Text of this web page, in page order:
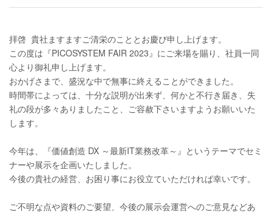
拝啓 貴社ますますご清栄のこととお慶び申し上げます。
この度は『PICOSYSTEM FAIR 2023』にご来場を賜り、社員一同
心より御礼申し上げます。
おかげさまで、盛況な中で無事に終えることができました。
時間帯によっては、十分な説明が出来ず、何かと不行き届き、失
礼の段が多々ありましたこと、ご容赦下さいますようお願いいた
します。
今年は、『価値創造 DX ～最新IT業務改革～』というテーマでセミ
ナーや展示を企画いたしました。
今後の貴社の経営、お困り事にお役立ていただければ幸いです。
ご不明な点や資料のご要望、今後の展示会運営へのご意見などあ